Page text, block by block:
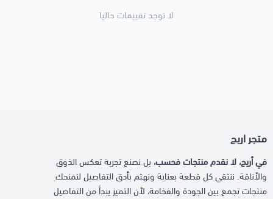
لا توجد تقييمات حاليا
متجر اريج
في أريج، لا نقدم منتجات فحسب، بل نصنع تجربة تعكس الذوق
والأناقة. ننتقي كل قطعة بعناية ونهتم بأدق التفاصيل لنمنحك
منتجات تجمع بين الجودة والفخامة، لأن التميز يبدأ من التفاصيل